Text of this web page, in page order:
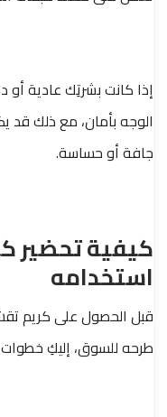
إذا كانت بشرتِك عادية أو
الوجه بأمان، مع ذلك قد
جافة أو حساسة.
كيفية تحضير
استخدامه
قبل الحصول على كريم
طرحه للسوق، إليكِ